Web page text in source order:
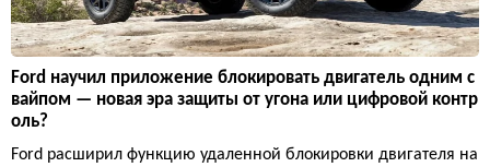
Ford научил приложение блокировать двигатель одним с
вайпом — новая эра защиты от угона или цифровой контр
оль?
Ford расширил функцию удаленной блокировки двигателя на